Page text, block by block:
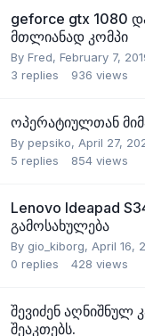
geforce gtx 1080
მთლიანად კომპი
By Fred, February 7,
3 replies 936 views
ოპერატიულთან
By pepsiko, April 27,
5 replies 854 views
Lenovo Ideapad
გამოსახულება
By gio_kiborg, April 16,
0 replies 428 views
შევიძენ აღნიშნულ
შეაკთებს.